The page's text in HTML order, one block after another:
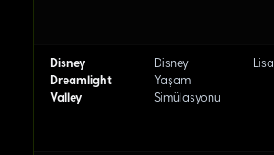
Disney
Dreamlight
Valley
Disney
Yaşam
Simülasyonu